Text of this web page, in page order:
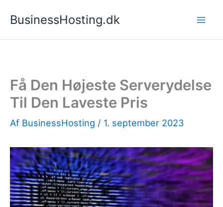
indholdet
BusinessHosting.dk
Få Den Højeste Serverydelse
Til Den Laveste Pris
Af BusinessHosting / 1. september 2023